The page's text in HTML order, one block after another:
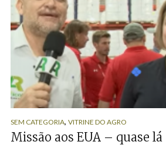
SEM CATEGORIA, VITRINE DO AGRO
Missão aos EUA – quase lá